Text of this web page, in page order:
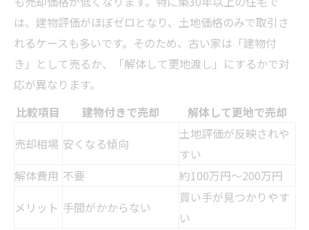
は、建物評価がほぼゼロとなり、土地価格のみで取引さ
れるケースも多いです。そのため、古い家は「建物付
き」として売るか、「解体して更地渡し」にするかで対
応が異なります。
比較項目
建物付きで売却
解体して更地で売却
売却相場 安くなる傾向
土地評価が反映されや
すい
解体費用 不要
約100万円～200万円
メリット 手間がかからない
買い手が見つかりやす
い